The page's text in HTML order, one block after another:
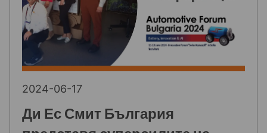
2024-06-17
Ди Ес Смит България